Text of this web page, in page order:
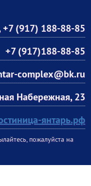
+7 (917) 188-88-85
+7 (917)188-88-85
complex@bk.ru
Набережная, 23
янтарь.рф
пожалуйста на